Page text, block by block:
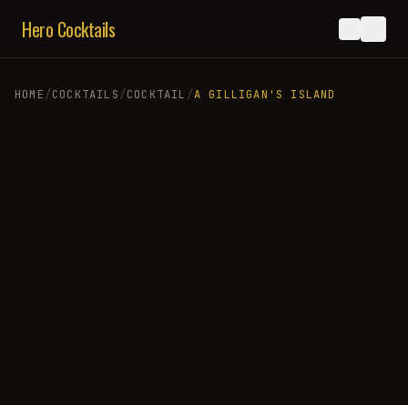
Hero Cocktails
HOME/COCKTAILS/COCKTAIL /A GILLIGAN'S ISLAND